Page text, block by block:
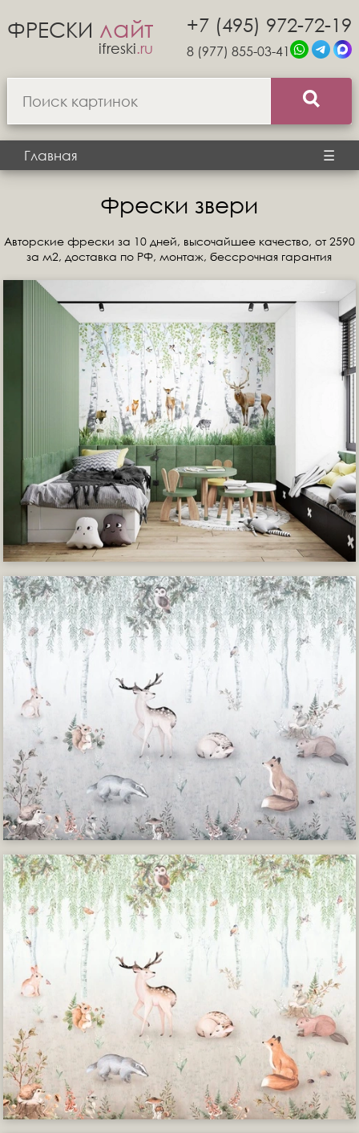
ФРЕСКИ лайт
ifreski.ru
+7 (495) 972-72-19
8 (977) 855-03-41
Главная ☰
Фрески звери
Авторские фрески за 10 дней, высочайшее качество, от 2590
за м2, доставка по РФ, монтаж, бессрочная гарантия